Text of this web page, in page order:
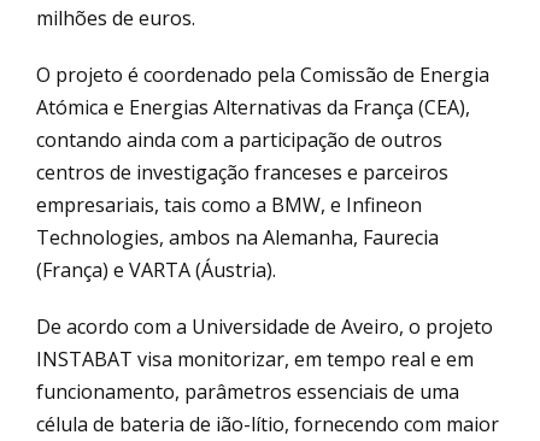
milhões de euros.
O projeto é coordenado pela Comissão de Energia
Atómica e Energias Alternativas da França (CEA),
contando ainda com a participação de outros
centros de investigação franceses e parceiros
empresariais, tais como a BMW, e Infineon
Technologies, ambos na Alemanha, Faurecia
(França) e VARTA (Áustria).
De acordo com a Universidade de Aveiro, o projeto
INSTABAT visa monitorizar, em tempo real e em
funcionamento, parâmetros essenciais de uma
célula de bateria de ião-lítio, fornecendo com maior